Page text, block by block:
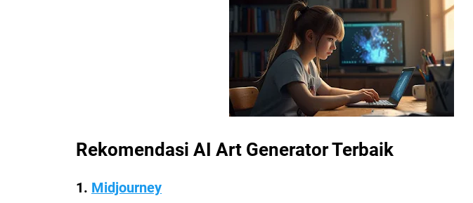
Rekomendasi AI Art Generator Terbaik
1. Midjourney